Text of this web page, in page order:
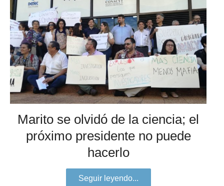
Marito se olvidó de la ciencia; el
próximo presidente no puede
hacerlo
Seguir leyendo...